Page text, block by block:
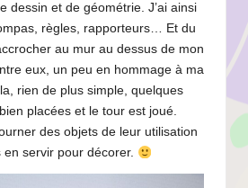
dessin et de géométrie. J’ai ainsi
règles, rapporteurs… Et du
au mur au dessus de mon
eux, un peu en hommage à ma
rien de plus simple, quelques
placées et le tour est joué.
des objets de leur utilisation
servir pour décorer.